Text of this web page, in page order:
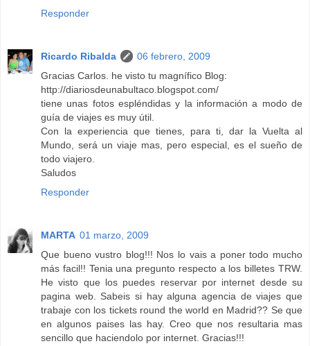
Responder
Ricardo Ribalda
06 febrero, 2009
Gracias Carlos. he visto tu magnífico Blog:
http://diariosdeunabultaco.blogspot.com/
tiene unas fotos espléndidas y la información a modo de
guía de viajes es muy útil.
Con la experiencia que tienes, para ti, dar la Vuelta al
Mundo, será un viaje mas, pero especial, es el sueño de
todo viajero.
Saludos
Responder
MARTA 01 marzo, 2009
Que bueno vustro blog!!! Nos lo vais a poner todo mucho
más facil!! Tenia una pregunto respecto a los billetes TRW.
He visto que los puedes reservar por internet desde su
pagina web. Sabeis si hay alguna agencia de viajes que
trabaje con los tickets round the world en Madrid?? Se que
en algunos paises las hay. Creo que nos resultaria mas
sencillo que haciendolo por internet. Gracias!!!